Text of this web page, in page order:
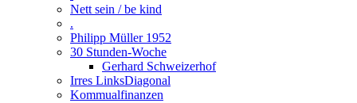
Nett sein / be kind
.
Philipp Müller 1952
30 Stunden-Woche
Gerhard Schweizerhof
Irres LinksDiagonal
Kommualfinanzen